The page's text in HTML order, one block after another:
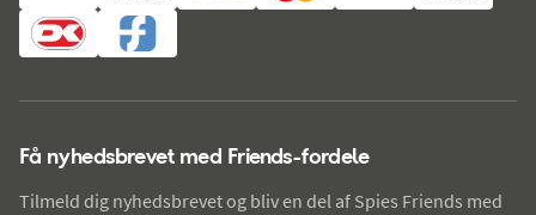
Få nyhedsbrevet med Friends-fordele
Tilmeld dig nyhedsbrevet og bliv en del af Spies Friends med